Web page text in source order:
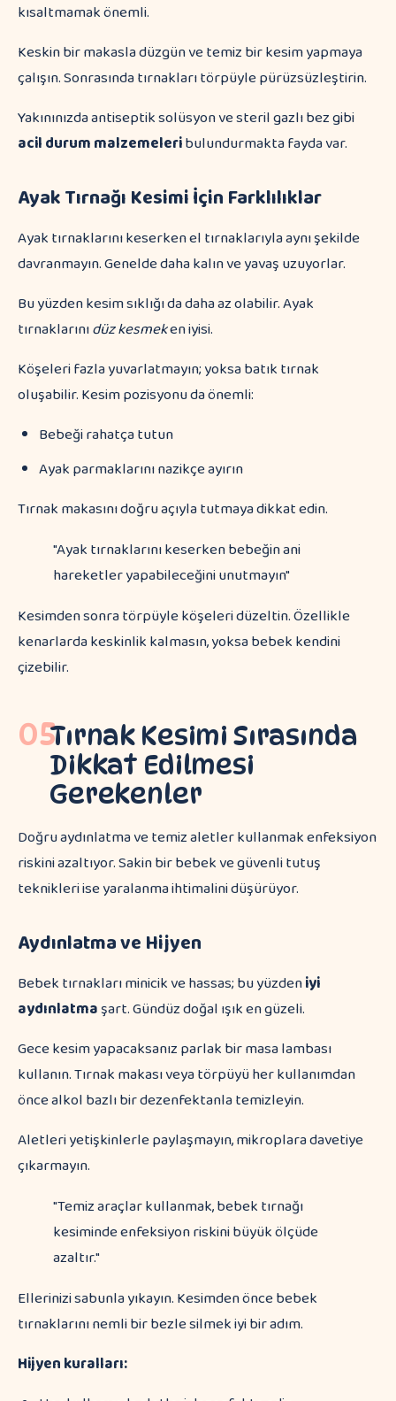
kısaltmamak önemli.
Keskin bir makasla düzgün ve temiz bir kesim yapmaya
çalışın. Sonrasında tırnakları törpüyle pürüzsüzleştirin.
Yakınınızda antiseptik solüsyon ve steril gazlı bez gibi
acil durum malzemeleribulundurmakta fayda var.
Ayak Tırnağı Kesimi İçin Farklılıklar
Ayak tırnaklarını keserken el tırnaklarıyla aynı şekilde
davranmayın. Genelde daha kalın ve yavaş uzuyorlar.
Bu yüzden kesim sıklığı da daha az olabilir. Ayak
tırnaklarınıdüz kesmeken iyisi.
Köşeleri fazla yuvarlatmayın; yoksa batık tırnak
oluşabilir. Kesim pozisyonu da önemli:
Bebeği rahatça tutun
Ayak parmaklarını nazikçe ayırın
Tırnak makasını doğru açıyla tutmaya dikkat edin.
"Ayak tırnaklarını keserken bebeğin ani
hareketler yapabileceğini unutmayın"
Kesimden sonra törpüyle köşeleri düzeltin. Özellikle
kenarlarda keskinlik kalmasın, yoksa bebek kendini
çizebilir.
05Tırnak Kesimi Sırasında
Dikkat Edilmesi
Gerekenler
Doğru aydınlatma ve temiz aletler kullanmak enfeksiyon
riskini azaltıyor. Sakin bir bebek ve güvenli tutuş
teknikleri ise yaralanma ihtimalini düşürüyor.
Aydınlatma ve Hijyen
Bebek tırnakları minicik ve hassas; bu yüzdeniyi
aydınlatmaşart. Gündüz doğal ışık en güzeli.
Gece kesim yapacaksanız parlak bir masa lambası
kullanın. Tırnak makası veya törpüyü her kullanımdan
önce alkol bazlı bir dezenfektanla temizleyin.
Aletleri yetişkinlerle paylaşmayın, mikroplara davetiye
çıkarmayın.
"Temiz araçlar kullanmak, bebek tırnağı
kesiminde enfeksiyon riskini büyük ölçüde
azaltır."
Ellerinizi sabunla yıkayın. Kesimden önce bebek
tırnaklarını nemli bir bezle silmek iyi bir adım.
Hijyen kuralları: